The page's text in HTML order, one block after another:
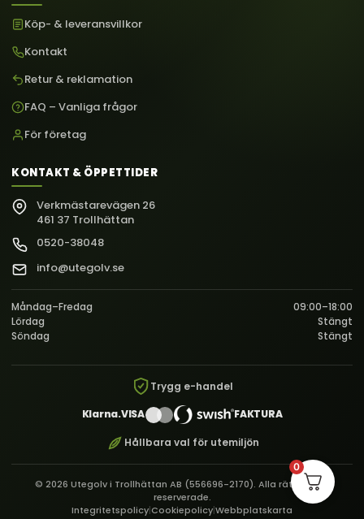
Köp- & leveransvillkor
Kontakt
Retur & reklamation
FAQ – Vanliga frågor
För företag
KONTAKT & ÖPPETTIDER
Verkmästarevägen 26
461 37 Trollhättan
0520-38048
info@utegolv.se
Måndag–Fredag
09:00–18:00
Lördag
Stängt
Söndag
Stängt
Trygg e-handel
Klarna.VISA FAKTURA
Hållbara val för utemiljön
© 2026 Utegolv i Trollhättan AB (556696-2170). Alla rättigheter
reserverade.
Integritetspolicy|Cookiepolicy|Webbplatskarta
0